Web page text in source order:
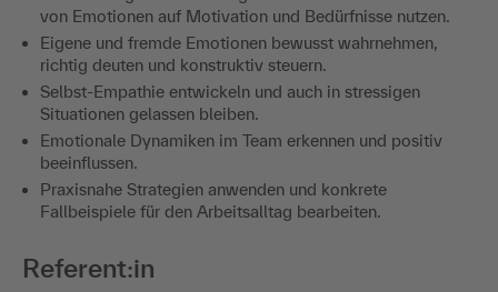
von Emotionen auf Motivation und Bedürfnisse nutzen.
Eigene und fremde Emotionen bewusst wahrnehmen,
richtig deuten und konstruktiv steuern.
Selbst-Empathie entwickeln und auch in stressigen
Situationen gelassen bleiben.
Emotionale Dynamiken im Team erkennen und positiv
beeinflussen.
Praxisnahe Strategien anwenden und konkrete
Fallbeispiele für den Arbeitsalltag bearbeiten.
Referent:in